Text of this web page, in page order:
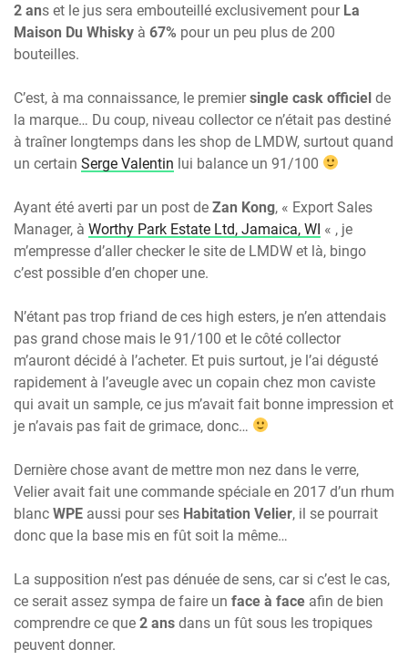
2 ans et le jus sera embouteillé exclusivement pour La
Maison Du Whisky à 67% pour un peu plus de 200
bouteilles.
C’est, à ma connaissance, le premiersingle cask officiel de
la marque… Du coup, niveau collector ce n’était pas destiné
à traîner longtemps dans les shop de LMDW, surtout quand
un certain Serge Valentin lui balance un 91/100
Ayant été averti par un post de Zan Kong, « Export Sales
Manager, à Worthy Park Estate Ltd, Jamaica, WI « , je
m’empresse d’aller checker le site de LMDW et là, bingo
c’est possible d’en choper une.
N’étant pas trop friand de ces high esters, je n’en attendais
pas grand chose mais le 91/100 et le côté collector
m’auront décidé à l’acheter. Et puis surtout, je l’ai dégusté
rapidement à l’aveugle avec un copain chez mon caviste
qui avait un sample, ce jus m’avait fait bonne impression et
je n’avais pas fait de grimace, donc…
Dernière chose avant de mettre mon nez dans le verre,
Velier avait fait une commande spéciale en 2017 d’un rhum
blanc WPE aussi pour ses Habitation Velier, il se pourrait
donc que la base mis en fût soit la même…
La supposition n’est pas dénuée de sens, car si c’est le cas,
ce serait assez sympa de faire un face à face afin de bien
comprendre ce que 2 ans dans un fût sous les tropiques
peuvent donner.